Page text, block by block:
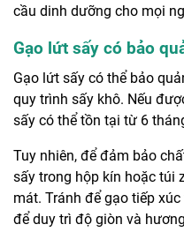
cầu dinh dưỡng cho mọi
Gạo lứt sấy có bảo
Gạo lứt sấy có thể bảo
quy trình sấy khô. Nếu
sấy có thể tồn tại từ 6
Tuy nhiên, để đảm bảo
sấy trong hộp kín hoặc túi
mát. Tránh để gạo tiếp
để duy trì độ giòn và